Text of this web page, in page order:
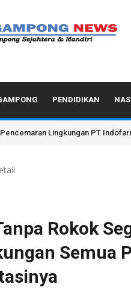
PENDIDIKAN
Lingkungan PT
Rokok
Semua